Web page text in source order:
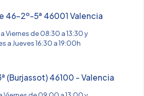
46-2º-5ª 46001 Valencia
Viernes de 08:30 a 13:30 y
a Jueves 16:30 a 19:00h
(Burjassot) 46100 - Valencia